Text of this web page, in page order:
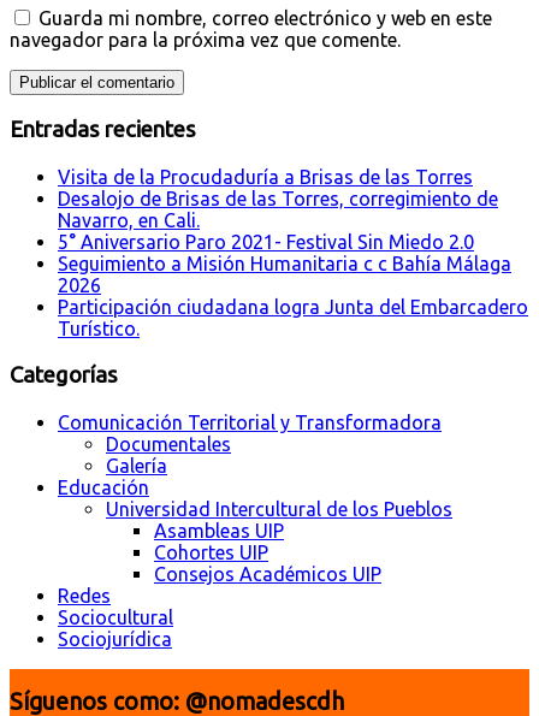
Guarda mi nombre, correo electrónico y web en este
navegador para la próxima vez que comente.
Entradas recientes
Visita de la Procudaduría a Brisas de las Torres
Desalojo de Brisas de las Torres, corregimiento de
Navarro, en Cali.
5° Aniversario Paro 2021- Festival Sin Miedo 2.0
Seguimiento a Misión Humanitaria c c Bahía Málaga
2026
Participación ciudadana logra Junta del Embarcadero
Turístico.
Categorías
Comunicación Territorial y Transformadora
Documentales
Galería
Educación
Universidad Intercultural de los Pueblos
Asambleas UIP
Cohortes UIP
Consejos Académicos UIP
Redes
Sociocultural
Sociojurídica
Síguenos como: @nomadescdh